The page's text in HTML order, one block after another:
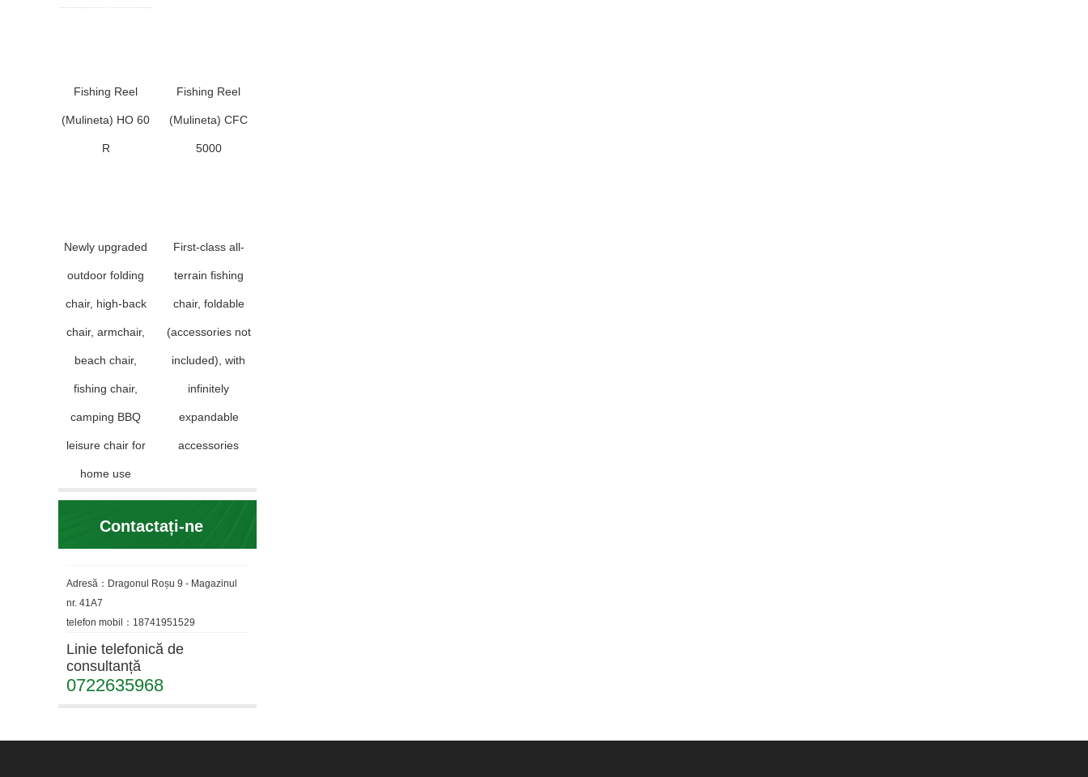
Fishing Reel
(Mulineta) HO 60
R
Fishing Reel
(Mulineta) CFC
5000
Newly upgraded
outdoor folding
chair, high-back
chair, armchair,
beach chair,
fishing chair,
camping BBQ
leisure chair for
home use
First-class all-
terrain fishing
chair, foldable
(accessories not
included), with
infinitely
expandable
accessories
Contactați-ne
Adresă：Dragonul Roșu 9 - Magazinul
nr. 41A7
telefon mobil：18741951529
Linie telefonică de
consultanță
0722635968